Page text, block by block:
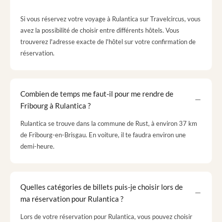
Si vous réservez votre voyage à Rulantica sur Travelcircus, vous
avez la possibilité de choisir entre différents hôtels. Vous
trouverez l'adresse exacte de l'hôtel sur votre confirmation de
réservation.
Combien de temps me faut-il pour me rendre de
Fribourg à Rulantica ?
Rulantica se trouve dans la commune de Rust, à environ 37 km
de Fribourg-en-Brisgau. En voiture, il te faudra environ une
demi-heure.
Quelles catégories de billets puis-je choisir lors de
ma réservation pour Rulantica ?
Lors de votre réservation pour Rulantica, vous pouvez choisir